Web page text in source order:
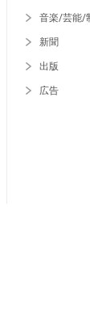
音楽/芸能/
新聞
出版
広告